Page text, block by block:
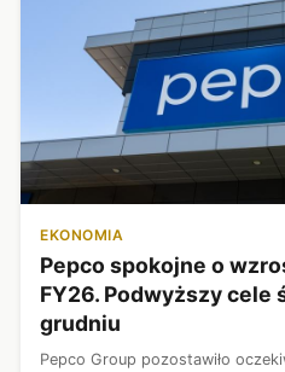
EKONOMIA
Pepco spokojne o
FY26. Podwyższy
grudniu
Pepco Group pozostawiło